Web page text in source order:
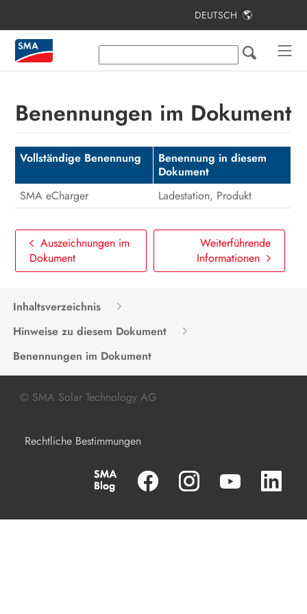
DEUTSCH
Benennungen im Dokument
Vollständige Benennung
Benennung in diesem
Dokument
SMA eCharger
Ladestation, Produkt
Auszeichnungen im
Dokument
Weiterführende
Informationen
Inhaltsverzeichnis
Hinweise zu diesem Dokument
Benennungen im Dokument
© SMA Solar Technology AG
Rechtliche Bestimmungen
Inhaltsverzeichnis
Hinweise zu diesem Dokument
Lieferumfang
Lieferumfang Stele
Produktübersicht
Montage
Elektrischer Anschluss
Inbetriebnahme
Bedienung
Produkt spannungsfrei schalten
Instandhaltung
Produkt außer Betrieb nehmen
Produkt austauschen